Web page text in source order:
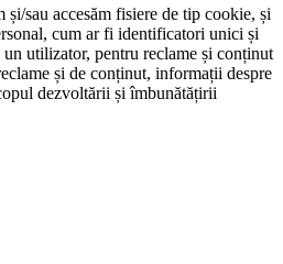
sau accesăm fisiere de tip cookie, și
cum ar fi identificatori unici și
utilizator, pentru reclame și conținut
și de conținut, informații despre
dezvoltării și îmbunătățirii